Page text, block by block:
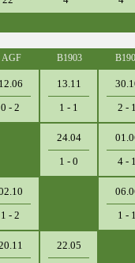
AGF B1903
12.06
0 - 2
13.11
1 - 1
2 -
24.04
1 - 0
4 -
1 - 2
1 -
22.05